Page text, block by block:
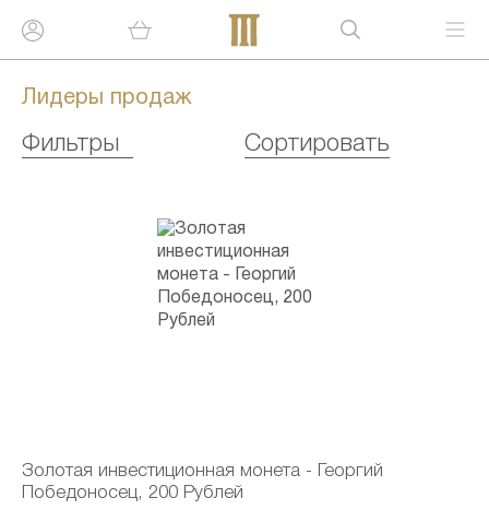
Лидеры продаж
Фильтры Сортировать
Золотая инвестиционная монета - Георгий
Победоносец, 200 Рублей